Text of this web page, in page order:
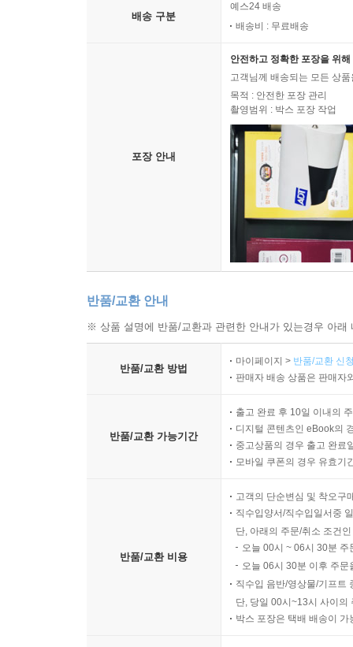
배송 구분
예스24 배송
배송비 : 무료배송
포장 안내
안전하고 정확한 포장을 위
고객님께 배송되는 모든 상
목적 : 안전한 포장 관리
촬영범위 : 박스 포장 작업
반품/교환 안내
※ 상품 설명에 반품/교환과 관련한 안내가 있는경우 아
반품/교환 방법
마이페이지 > 반품/교환 신
판매자 배송 상품은 판매자
반품/교환 가능기간
출고 완료 후 10일 이내의
디지털 콘텐츠인 eBook의
중고상품의 경우 출고 완료
모바일 쿠폰의 경우 유효기
반품/교환 비용
고객의 단순변심 및 착오구
직수입양서/직수입일서중
단, 아래의 주문/취소 조건
오늘 00시 ~ 06시 30분
오늘 06시 30분 이후 주
직수입 음반/영상물/기프트
단, 당일 00시~13시 사이의
박스 포장은 택배 배송이